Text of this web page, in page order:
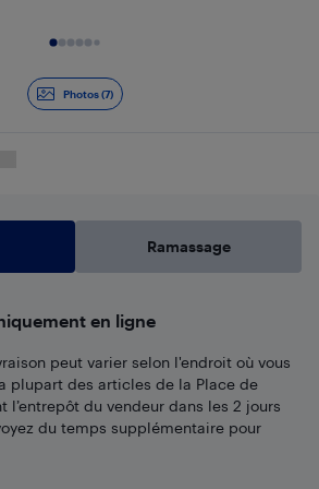
Photos (7)
Ramassage
en ligne
peut varier selon l'endroit où vous
plupart des articles de la Place de
l’entrepôt du vendeur dans les 2 jours
du temps supplémentaire pour